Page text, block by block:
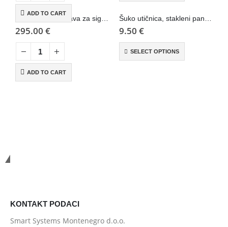
ADD TO CART
295.00 €
ADD TO CART
9.50 €
SELECT OPTIONS
KONTAKT PODACI
Smart Systems Montenegro d.o.o.